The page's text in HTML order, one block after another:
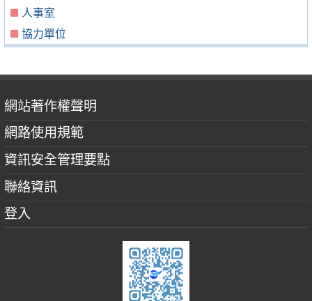
人事室
協力單位
網站著作權聲明
網路使用規範
資訊安全管理要點
聯絡資訊
登入